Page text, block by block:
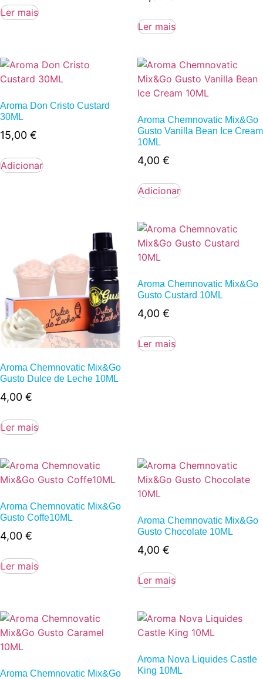
Ler mais
Ler mais
Aroma Don Cristo Custard
30ML
15,00 €
Adicionar
Aroma Chemnovatic Mix&Go
Gusto Vanilla Bean Ice Cream
10ML
4,00 €
Adicionar
Aroma Chemnovatic Mix&Go
Gusto Dulce de Leche 10ML
4,00 €
Ler mais
Aroma Chemnovatic Mix&Go
Gusto Custard 10ML
4,00 €
Ler mais
Aroma Chemnovatic Mix&Go
Gusto Coffe10ML
4,00 €
Ler mais
Aroma Chemnovatic Mix&Go
Gusto Chocolate 10ML
4,00 €
Ler mais
Aroma Chemnovatic Mix&Go
Aroma Nova Liquides Castle
King 10ML